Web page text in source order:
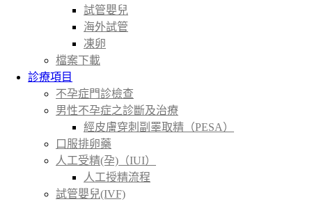
試管嬰兒
海外試管
凍卵
檔案下載
診療項目
不孕症門診檢查
男性不孕症之診斷及治療
經皮膚穿刺副睪取精（PESA）
口服排卵藥
人工受精(孕)（IUI）
人工授精流程
試管嬰兒(IVF)